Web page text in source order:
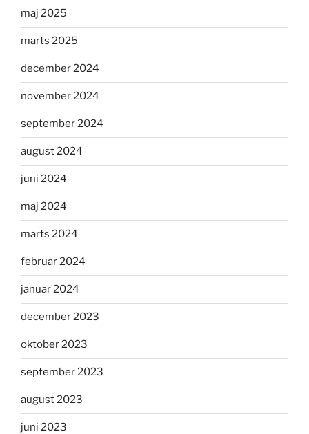
maj 2025
marts 2025
december 2024
november 2024
september 2024
august 2024
juni 2024
maj 2024
marts 2024
februar 2024
januar 2024
december 2023
oktober 2023
september 2023
august 2023
juni 2023